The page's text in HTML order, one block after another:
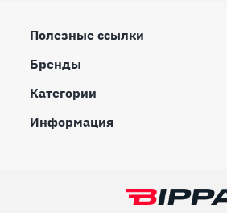
Полезные ссылки
Бренды
Категории
Информация